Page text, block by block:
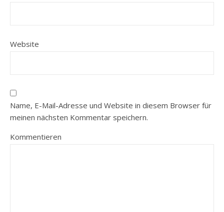
Website
Name, E-Mail-Adresse und Website in diesem Browser für
meinen nächsten Kommentar speichern.
Kommentieren